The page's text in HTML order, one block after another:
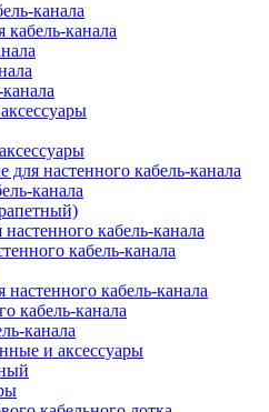
канала
кабель-канала
настенного кабель-канала
канала
кабель-канала
кабель-канала
кабель-канала
кабель-канала
канала
и аксессуары